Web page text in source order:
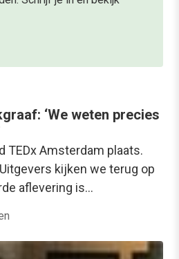
‘We weten precies
TEDx Amsterdam plaats.
kijken we terug op
aflevering is…